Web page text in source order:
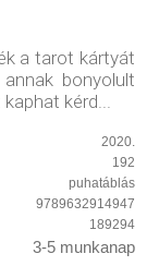
a tarot kártyát
bonyolult
kérd...
2020.
192
puhatáblás
9789632914947
189294
3-5 munkanap